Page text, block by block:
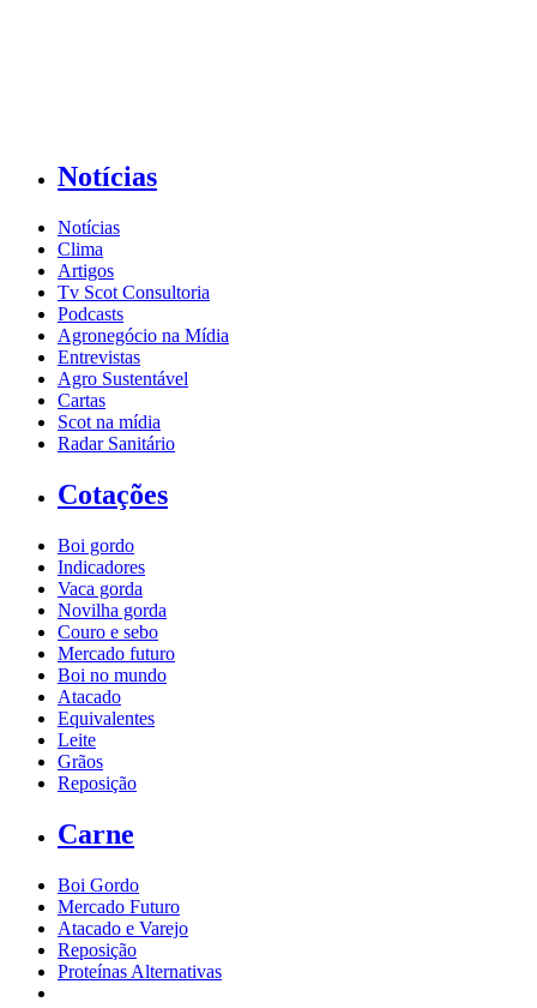
Notícias
Notícias
Clima
Artigos
Tv Scot Consultoria
Podcasts
Agronegócio na Mídia
Entrevistas
Agro Sustentável
Cartas
Scot na mídia
Radar Sanitário
Cotações
Boi gordo
Indicadores
Vaca gorda
Novilha gorda
Couro e sebo
Mercado futuro
Boi no mundo
Atacado
Equivalentes
Leite
Grãos
Reposição
Carne
Boi Gordo
Mercado Futuro
Atacado e Varejo
Reposição
Proteínas Alternativas